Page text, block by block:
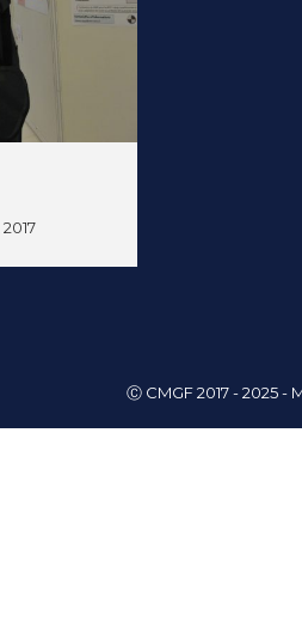
Ⓒ CMGF 2017 - 2025 -